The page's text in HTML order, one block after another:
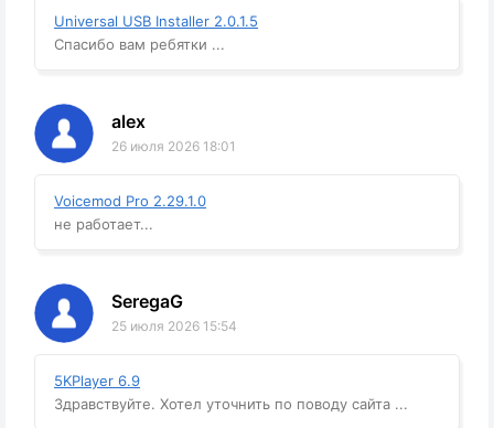
Universal USB Installer 2.0.1.5
Спасибо вам ребятки ...
alex
26 июля 2026 18:01
Voicemod Pro 2.29.1.0
не работает...
SeregaG
25 июля 2026 15:54
5KPlayer 6.9
Здравствуйте. Хотел уточнить по поводу сайта ...